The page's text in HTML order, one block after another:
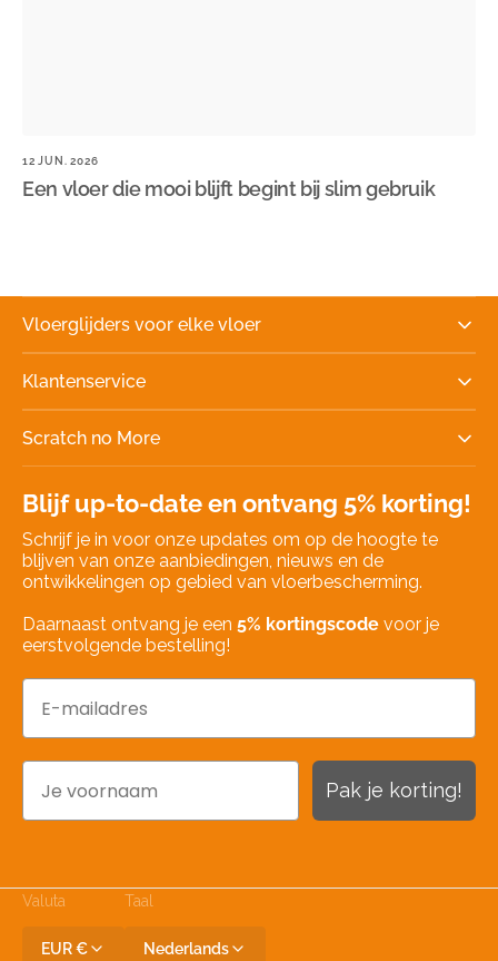
12 JUN. 2026
Een vloer die mooi blijft begint bij slim gebruik
Vloerglijders voor elke vloer
Klantenservice
Scratch no More
Blijf up-to-date en ontvang 5% korting!
Schrijf je in voor onze updates om op de hoogte te
blijven van onze aanbiedingen, nieuws en de
ontwikkelingen op gebied van vloerbescherming.
Daarnaast ontvang je een 5% kortingscode voor je
eerstvolgende bestelling!
Pak je korting!
Valuta
EUR €
Taal
Nederlands